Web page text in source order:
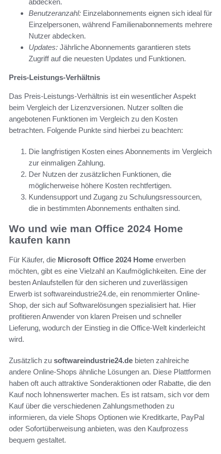
abdecken.
Benutzeranzahl: Einzelabonnements eignen sich ideal für
Einzelpersonen, während Familienabonnements mehrere
Nutzer abdecken.
Updates: Jährliche Abonnements garantieren stets
Zugriff auf die neuesten Updates und Funktionen.
Preis-Leistungs-Verhältnis
Das Preis-Leistungs-Verhältnis ist ein wesentlicher Aspekt
beim Vergleich der Lizenzversionen. Nutzer sollten die
angebotenen Funktionen im Vergleich zu den Kosten
betrachten. Folgende Punkte sind hierbei zu beachten:
Die langfristigen Kosten eines Abonnements im Vergleich
zur einmaligen Zahlung.
Der Nutzen der zusätzlichen Funktionen, die
möglicherweise höhere Kosten rechtfertigen.
Kundensupport und Zugang zu Schulungsressourcen,
die in bestimmten Abonnements enthalten sind.
Wo und wie man Office 2024 Home
kaufen kann
Für Käufer, die Microsoft Office 2024 Home erwerben
möchten, gibt es eine Vielzahl an Kaufmöglichkeiten. Eine der
besten Anlaufstellen für den sicheren und zuverlässigen
Erwerb ist softwareindustrie24.de, ein renommierter Online-
Shop, der sich auf Softwarelösungen spezialisiert hat. Hier
profitieren Anwender von klaren Preisen und schneller
Lieferung, wodurch der Einstieg in die Office-Welt kinderleicht
wird.
Zusätzlich zu softwareindustrie24.de bieten zahlreiche
andere Online-Shops ähnliche Lösungen an. Diese Plattformen
haben oft auch attraktive Sonderaktionen oder Rabatte, die den
Kauf noch lohnenswerter machen. Es ist ratsam, sich vor dem
Kauf über die verschiedenen Zahlungsmethoden zu
informieren, da viele Shops Optionen wie Kreditkarte, PayPal
oder Sofortüberweisung anbieten, was den Kaufprozess
bequem gestaltet.